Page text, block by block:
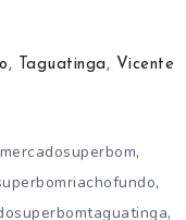
, Taguatinga, Vicente
,
,
,